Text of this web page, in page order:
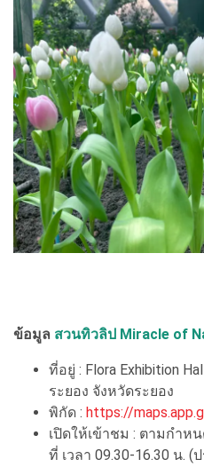
ข้อมูล สวนทิวลิป Miracle of
ที่อยู่ : Flora Exhibition
ระยอง จังหวัดระยอง
พิกัด : https://
เปิดให้เข้าชม : ตามกำห
ที่ เวลา 09.30-16.30 น. (